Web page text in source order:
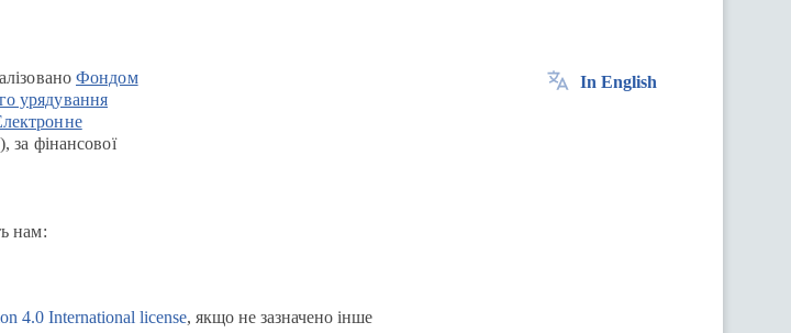
Фондом
урядування
за фінансової
нам:
In English
4.0 International license, якщо не зазначено інше